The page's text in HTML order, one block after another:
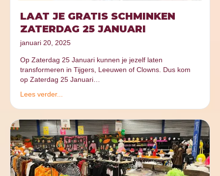
LAAT JE GRATIS SCHMINKEN
ZATERDAG 25 JANUARI
januari 20, 2025
Op Zaterdag 25 Januari kunnen je jezelf laten
transformeren in Tijgers, Leeuwen of Clowns. Dus kom
op Zaterdag 25 Januari…
Lees verder...